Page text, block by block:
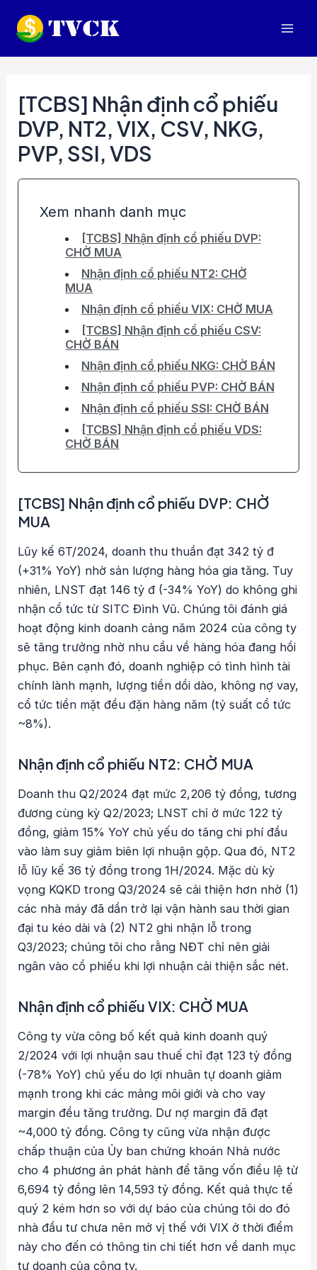
[TCBS] Nhận định cổ phiếu
DVP, NT2, VIX, CSV, NKG,
PVP, SSI, VDS
Xem nhanh danh mục
[TCBS] Nhận định cổ phiếu DVP:
CHỜ MUA
Nhận định cổ phiếu NT2: CHỜ
MUA
Nhận định cổ phiếu VIX: CHỜ MUA
[TCBS] Nhận định cổ phiếu CSV:
CHỜ BÁN
Nhận định cổ phiếu NKG: CHỜ BÁN
Nhận định cổ phiếu PVP: CHỜ BÁN
Nhận định cổ phiếu SSI: CHỜ BÁN
[TCBS] Nhận định cổ phiếu VDS:
CHỜ BÁN
[TCBS] Nhận định cổ phiếu DVP: CHỜ
MUA
Lũy kế 6T/2024, doanh thu thuần đạt 342 tỷ đ
(+31% YoY) nhờ sản lượng hàng hóa gia tăng. Tuy
nhiên, LNST đạt 146 tỷ đ (-34% YoY) do không ghi
nhận cổ tức từ SITC Đình Vũ. Chúng tôi đánh giá
hoạt động kinh doanh cảng năm 2024 của công ty
sẽ tăng trưởng nhờ nhu cầu về hàng hóa đang hồi
phục. Bên cạnh đó, doanh nghiệp có tình hình tài
chính lành mạnh, lượng tiền dồi dào, không nợ vay,
cổ tức tiền mặt đều đặn hàng năm (tỷ suất cổ tức
~8%).
Nhận định cổ phiếu NT2: CHỜ MUA
Doanh thu Q2/2024 đạt mức 2,206 tỷ đồng, tương
đương cùng kỳ Q2/2023; LNST chỉ ở mức 122 tỷ
đồng, giảm 15% YoY chủ yếu do tăng chi phí đầu
vào làm suy giảm biên lợi nhuận gộp. Qua đó, NT2
lỗ lũy kế 36 tỷ đồng trong 1H/2024. Mặc dù kỳ
vọng KQKD trong Q3/2024 sẽ cải thiện hơn nhờ (1)
các nhà máy đã dần trở lại vận hành sau thời gian
đại tu kéo dài và (2) NT2 ghi nhận lỗ trong
Q3/2023; chúng tôi cho rằng NĐT chỉ nên giải
ngân vào cổ phiếu khi lợi nhuận cải thiện sắc nét.
Nhận định cổ phiếu VIX: CHỜ MUA
Công ty vừa công bố kết quả kinh doanh quý
2/2024 với lợi nhuận sau thuế chỉ đạt 123 tỷ đồng
(-78% YoY) chủ yếu do lợi nhuân tự doanh giảm
mạnh trong khi các mảng môi giới và cho vay
margin đều tăng trưởng. Dư nợ margin đã đạt
~4,000 tỷ đồng. Công ty cũng vừa nhận được
chấp thuận của Ủy ban chứng khoán Nhà nước
cho 4 phương án phát hành để tăng vốn điều lệ từ
6,694 tỷ đồng lên 14,593 tỷ đồng. Kết quả thực tế
quý 2 kém hơn so với dự báo của chúng tôi do đó
nhà đầu tư chưa nên mở vị thế với VIX ở thời điểm
này cho đến có thông tin chi tiết hơn về danh mục
tự doanh của công ty.